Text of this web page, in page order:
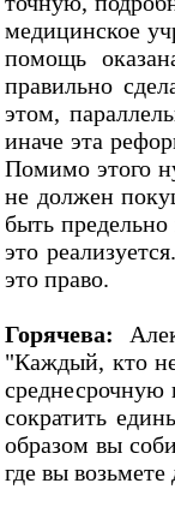
медицинское
помощь
правильно
этом,
иначе эта
Помимо этого
не должен
быть
это
это право.
Горячева:
"Каждый, кто не
среднесрочную
сократить
образом вы
где вы